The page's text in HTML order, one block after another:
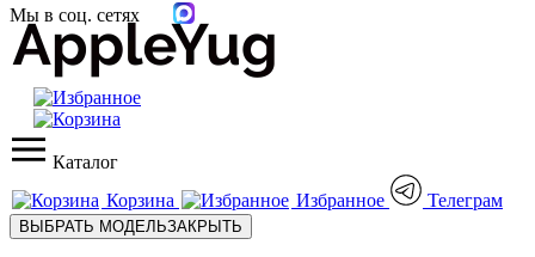
Мы в соц. сетях
Каталог
Корзина
Избранное Телеграм
ВЫБРАТЬ МОДЕЛЬЗАКРЫТЬ